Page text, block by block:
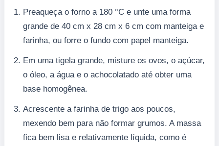
Preaqueça o forno a 180 °C e unte uma forma
grande de 40 cm x 28 cm x 6 cm com manteiga e
farinha, ou forre o fundo com papel manteiga.
Em uma tigela grande, misture os ovos, o açúcar,
o óleo, a água e o achocolatado até obter uma
base homogênea.
Acrescente a farinha de trigo aos poucos,
mexendo bem para não formar grumos. A massa
fica bem lisa e relativamente líquida, como é